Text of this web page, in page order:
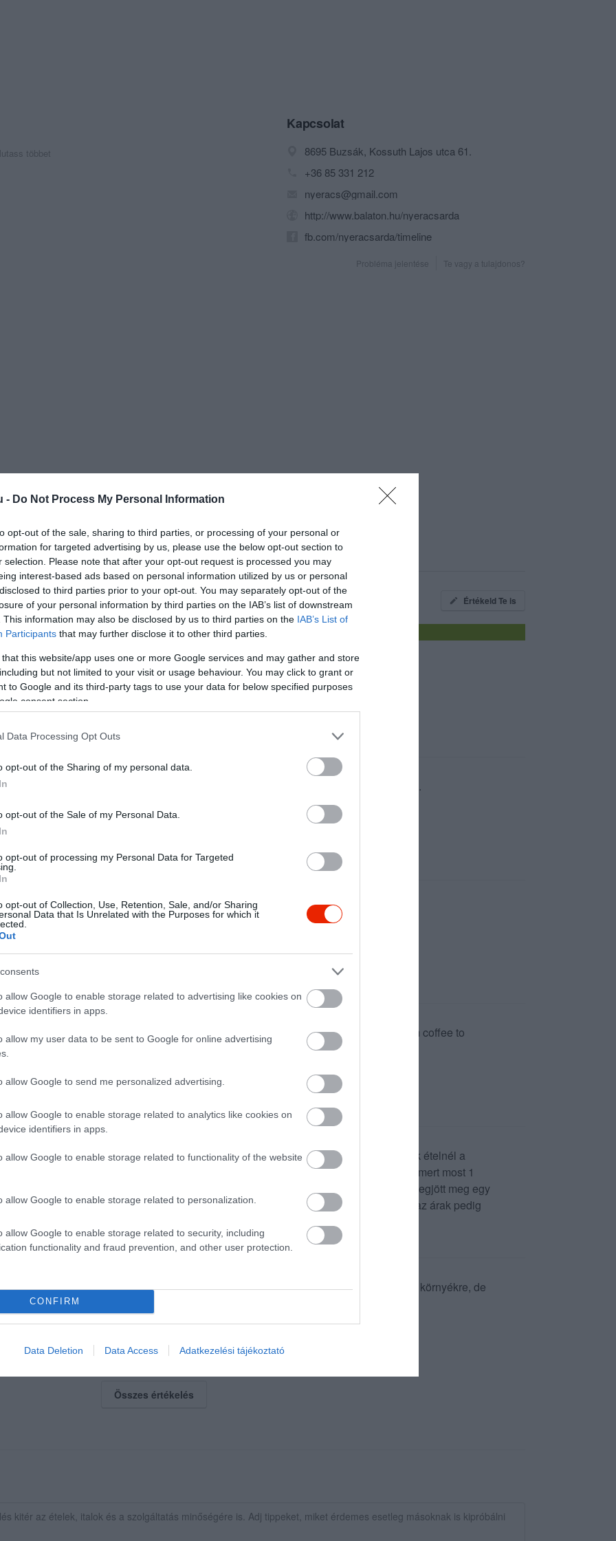
- Do Not Process My Personal Information
opt-out of the sale, sharing to third parties, or processing of your personal or
for targeted advertising by us, please use the below opt-out section to
selection. Please note that after your opt-out request is processed you may
interest-based ads based on personal information utilized by us or personal
to third parties prior to your opt-out. You may separately opt-out of the
of your personal information by third parties on the IAB’s list of downstream
This information may also be disclosed by us to third parties on the IAB’s List of
Participants that may further disclose it to other third parties.
that this website/app uses one or more Google services and may gather and store
but not limited to your visit or usage behaviour. You may click to grant or
to Google and its third-party tags to use your data for below specified purposes
consent section.
Data Processing Opt Outs
opt-out of the Sharing of my personal data.
opt-out of the Sale of my Personal Data.
opt-out of processing my Personal Data for Targeted
opt-out of Collection, Use, Retention, Sale, and/or Sharing
Data that Is Unrelated with the Purposes for which it
allow Google to enable storage related to advertising like cookies on
identifiers in apps.
allow my user data to be sent to Google for online advertising
allow Google to send me personalized advertising.
allow Google to enable storage related to analytics like cookies on
identifiers in apps.
allow Google to enable storage related to functionality of the website
allow Google to enable storage related to personalization.
allow Google to enable storage related to security, including
functionality and fraud prevention, and other user protection.
CONFIRM
Data Deletion Data Access Adatkezelési tájékoztató
többet
Kapcsolat
8695 Buzsák, Kossuth Lajos utca 61.
+36 85 331 212
nyeracs@gmail.com
http://www.balaton.hu/nyeracsarda
fb.com/nyeracsarda/timeline
Probléma jelentése Te vagy a tulajdonos?
Értékeld Te is
de szóhoz sem jutottam. Hibátlan kiszolgálás hatalmas adagok. Szóval tökéletes.
kiszolgálás. Csak ajánlani tudom. Fantasztikus
run restaurant, great choice of starters, mains, and deserts, great choice of drinks, from coffee to
highly recommended
alapján mentünk ide. 4 óra körül érkeztünk, rajtunk kívül egy asztalnál ültek. Az egyik ételnél a
volt felhívta a figyelmünket hogy ha azt rendeljük akkor többet kell várnunk mert most 1
Mást rendeltünk, és mivel közben többen is érkeztek rajtunk kívül így láttuk hogy megjött meg egy
Ettől függetlenül nem bántuk meg, nagyon finomat ettünk, az adagok nagyok voltak az árak pedig
Tenisz Klub tagjaival rendszeresen ellátogatunk fürdő-, vagy kerékpártúra keretében a környékre, de
nem hagyjuk ki!
áprilisban nyitnak!
Összes értékelés